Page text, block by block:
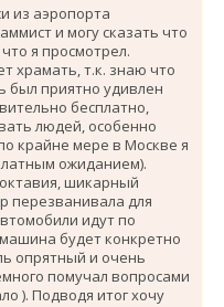
из аэропорта
и могу сказать что
я просмотрел.
храмать, т.к. знаю что
был приятно удивлен
бесплатно,
людей, особенно
крайне мере в Москве я
ожиданием).
шикарный
перезванивала для
идут по
будет конкретно
опрятный и очень
помучал вопросами
). Подводя итог хочу